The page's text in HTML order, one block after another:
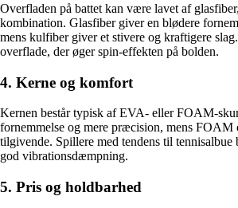
Overfladen på battet kan være lavet af
kombination. Glasfiber giver en blødere
mens kulfiber giver et stivere og kraftigere
overflade, der øger spin-effekten på bolden.
4. Kerne og komfort
Kernen består typisk af EVA- eller FOAM-
fornemmelse og mere præcision, mens FOAM
tilgivende. Spillere med tendens til tennisalbue
god vibrationsdæmpning.
5. Pris og holdbarhed